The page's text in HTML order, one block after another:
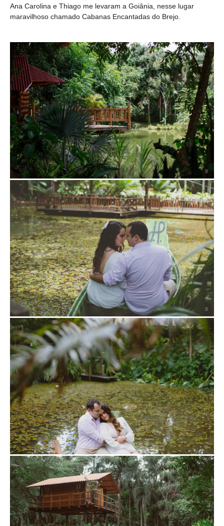
Ana Carolina e Thiago me levaram a Goiânia, nesse lugar
maravilhoso chamado Cabanas Encantadas do Brejo.